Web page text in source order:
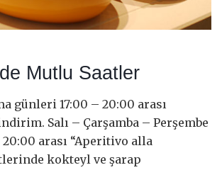
Mutlu Saatler
günleri 17:00 – 20:00 arası
Salı – Çarşamba – Perşembe
arası “Aperitivo alla
kokteyl ve şarap